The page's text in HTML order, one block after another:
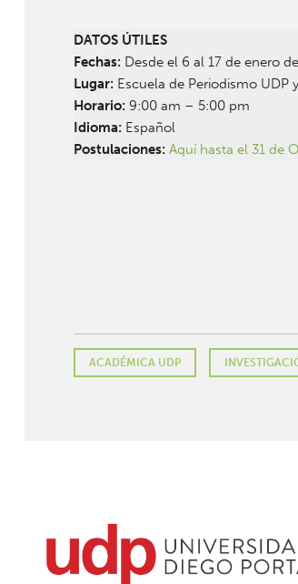
DATOS ÚTILES
Fechas:Desde el 6 al 17 de enero
Lugar:Escuela de Periodismo UDP
Horario:9:00 am – 5:00 pm
Idioma:Español
Postulaciones: Aquí hasta el 31 de
ACADÉMICA UDP